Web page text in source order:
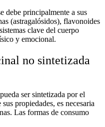
debe principalmente a sus
(astragalósidos), flavonoides
clave del cuerpo
y emocional.
no sintetizada
ser sintetizada por el
propiedades, es necesaria
Las formas de consumo